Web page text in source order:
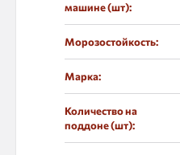
машине (шт):
Морозостойкость:
Марка:
Количество на
поддоне (шт):